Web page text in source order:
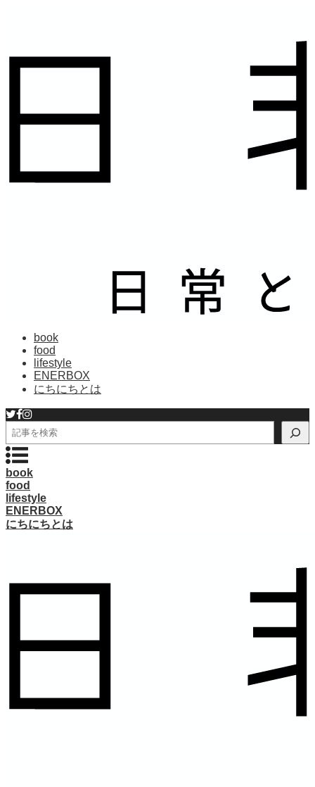
book
food
lifestyle
ENERBOX
にちにちとは
検
索
book
food
lifestyle
ENERBOX
にちにちとは